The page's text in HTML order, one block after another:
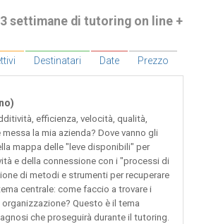
settimane di tutoring on line +
Destinatari Date Prezzo
efficienza, velocità, qualità,
la mia azienda? Dove vanno gli
mappa delle "leve disponibili" per
e della connessione con i "processi di
di metodi e strumenti per recuperare
centrale: come faccio a trovare i
Questo è il tema
che proseguirà durante il tutoring.